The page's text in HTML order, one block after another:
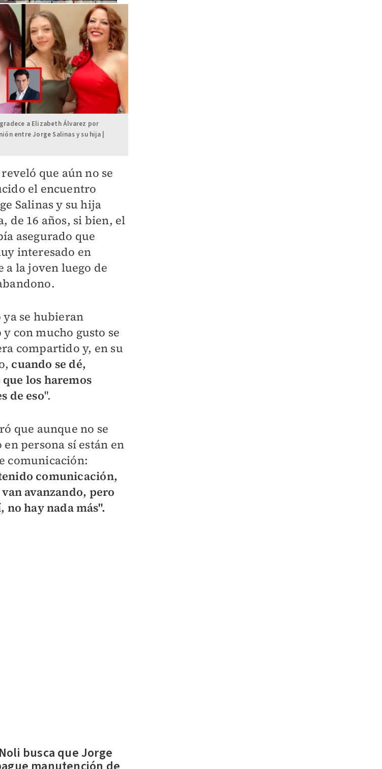
a Elizabeth Álvarez por
entre Jorge Salinas y su hija |
que aún no se
el encuentro
Salinas y su hija
de 16 años, si bien, el
asegurado que
interesado en
a la joven luego de
ya se hubieran
con mucho gusto se
compartido y, en su
cuando se dé,
los haremos
de eso".
que aunque no se
persona sí están en
comunicación:
comunicación,
van avanzando, pero
no hay nada más".
busca que Jorge